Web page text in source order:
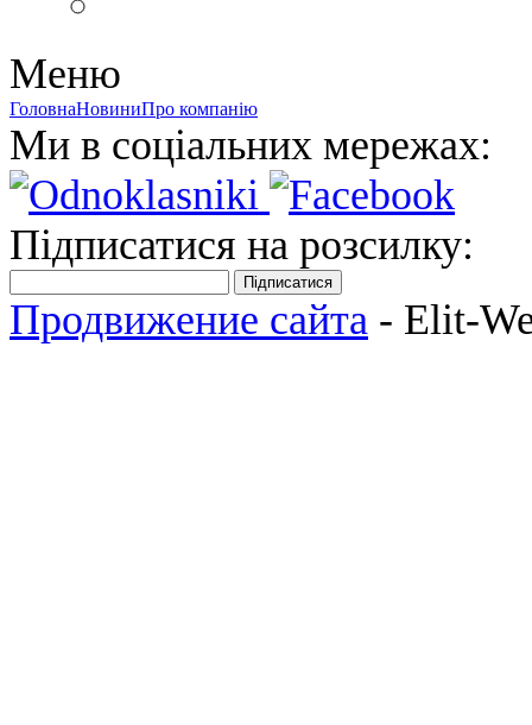
Меню
ГоловнаНовиниПро компанію
Ми в соціальних мережах:
Підписатися на розсилку:
Підписатися
Продвижение сайта - Elit-